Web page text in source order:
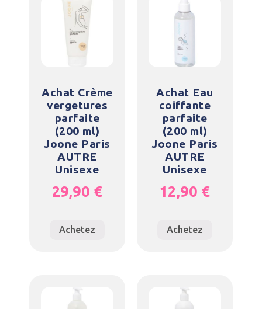
Achat Crème
vergetures
parfaite
(200 ml)
Joone Paris
AUTRE
Unisexe
29,90 €
Achetez
Achat Eau
coiffante
parfaite
(200 ml)
Joone Paris
AUTRE
Unisexe
12,90 €
Achetez